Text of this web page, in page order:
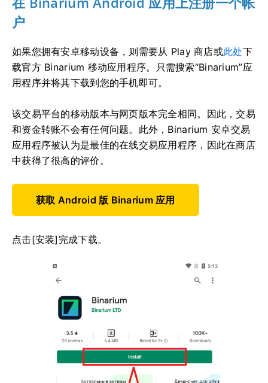
户
如果您拥有安卓移动设备，则需要从 Play 商店或此处下
载官方 Binarium 移动应用程序。只需搜索“Binarium”应
用程序并将其下载到您的手机即可。
该交易平台的移动版本与网页版本完全相同。因此，交易
和资金转账不会有任何问题。此外，Binarium 安卓交易
应用程序被认为是最佳的在线交易应用程序，因此在商店
中获得了很高的评价。
获取 Android 版 Binarium 应用
点击[安装]完成下载。